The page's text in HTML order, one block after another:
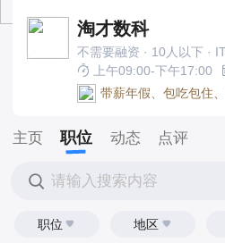
淘才数科
不需要融资 · 10人以下 ·
上午09:00-下午17:00
带薪年假、包吃包住
主页 职位 动态 点评
请输入搜索内容
职位 地区